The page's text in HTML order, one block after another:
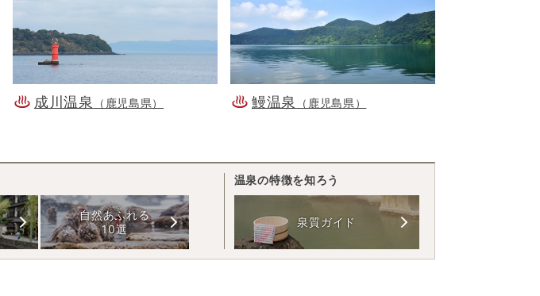
成川温泉 （鹿児島県） 鰻温泉 （鹿児島県）
自然あふれる
10選
温泉の特徴を知ろう
泉質ガイド